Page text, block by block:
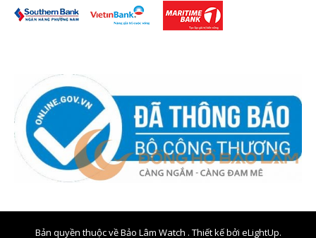
Bản quyền thuộc về Bảo Lâm Watch . Thiết kế bởi eLightUp.